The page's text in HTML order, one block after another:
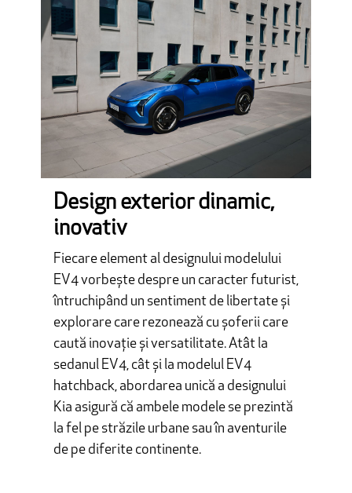
Design exterior dinamic,
inovativ
Fiecare element al designului modelului
EV4 vorbește despre un caracter futurist,
întruchipând un sentiment de libertate și
explorare care rezonează cu șoferii care
caută inovație și versatilitate. Atât la
sedanul EV4, cât și la modelul EV4
hatchback, abordarea unică a designului
Kia asigură că ambele modele se prezintă
la fel pe străzile urbane sau în aventurile
de pe diferite continente.